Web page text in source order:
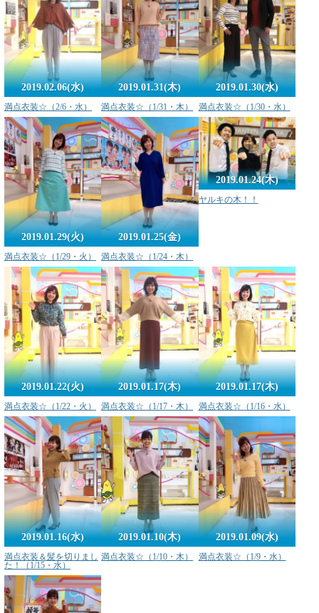
2019.02.06(水)
満点衣装☆（2/6・水）
2019.01.31(木)
満点衣装☆（1/31・木）
2019.01.30(水)
満点衣装☆（1/30・水）
2019.01.29(火)
満点衣装☆（1/29・火）
2019.01.25(金)
満点衣装☆（1/24・木）
2019.01.24(木)
ヤルキの木！！
2019.01.22(火)
満点衣装☆（1/22・火）
2019.01.17(木)
満点衣装☆（1/17・木）
2019.01.17(木)
満点衣装☆（1/16・水）
2019.01.16(水)
満点衣装＆髪を切りまし
た！（1/15・水）
2019.01.10(木)
満点衣装☆（1/10・木）
2019.01.09(水)
満点衣装☆（1/9・水）